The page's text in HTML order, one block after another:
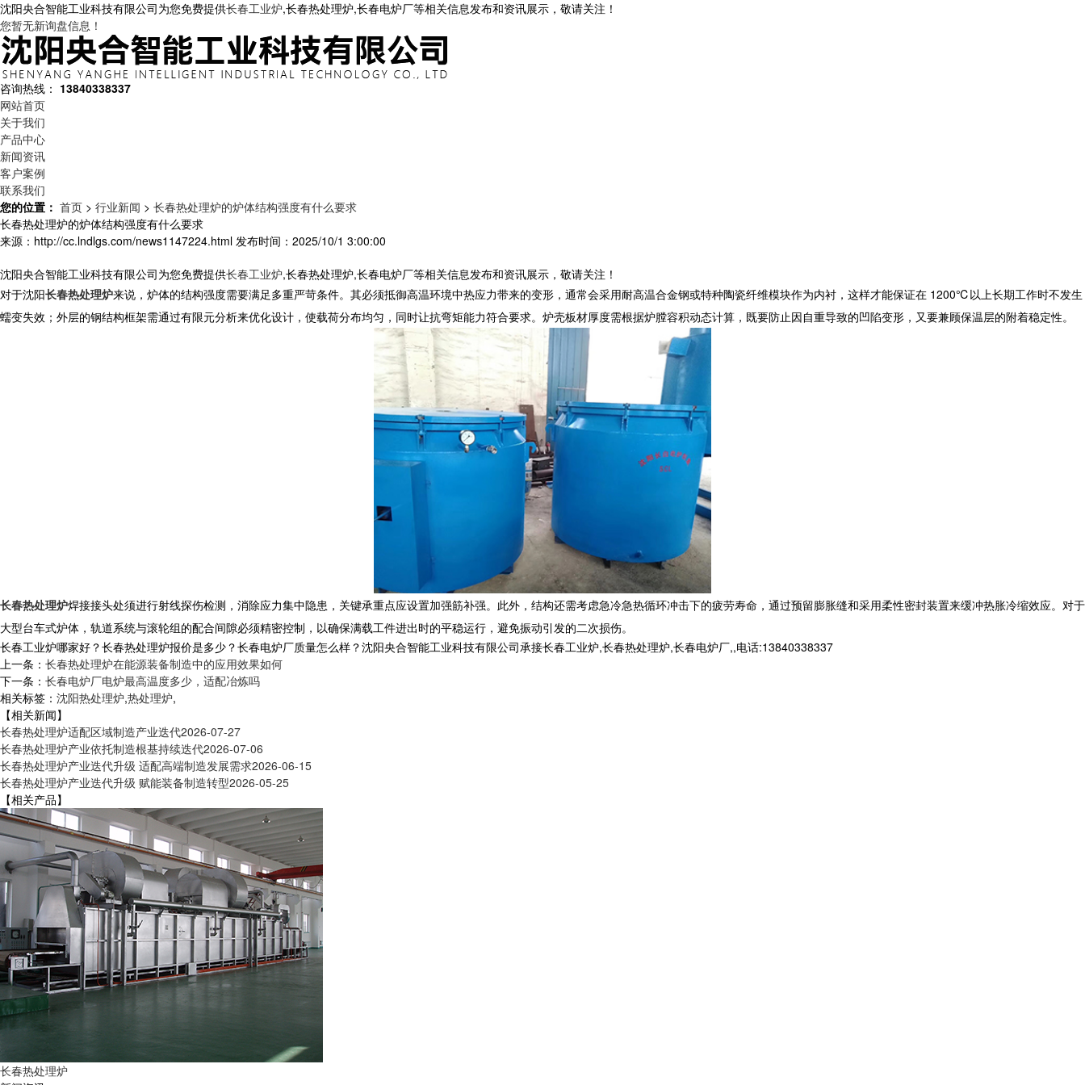
沈阳央合智能工业科技有限公司为您免费提供长春工业炉,长春热处理炉,长春电炉厂等相关信息发布和资讯展示，敬请关注！
您暂无新询盘信息！
咨询热线： 13840338337
网站首页
关于我们
产品中心
新闻资讯
客户案例
联系我们
您的位置： 首页 > 行业新闻 > 长春热处理炉的炉体结构强度有什么要求
长春热处理炉的炉体结构强度有什么要求
来源：http://cc.lndlgs.com/news1147224.html 发布时间：2025/10/1 3:00:00
沈阳央合智能工业科技有限公司为您免费提供长春工业炉,长春热处理炉,长春电炉厂等相关信息发布和资讯展示，敬请关注！
对于沈阳长春热处理炉来说，炉体的结构强度需要满足多重严苛条件。其必须抵御高温环境中热应力带来的变形，通常会采用耐高温合金钢或特种陶瓷纤维模块作为内衬，这样才能保证在 1200℃以上长期工作时不发生
蠕变失效；外层的钢结构框架需通过有限元分析来优化设计，使载荷分布均匀，同时让抗弯矩能力符合要求。炉壳板材厚度需根据炉膛容积动态计算，既要防止因自重导致的凹陷变形，又要兼顾保温层的附着稳定性。
长春热处理炉焊接接头处须进行射线探伤检测，消除应力集中隐患，关键承重点应设置加强筋补强。此外，结构还需考虑急冷急热循环冲击下的疲劳寿命，通过预留膨胀缝和采用柔性密封装置来缓冲热胀冷缩效应。对于
大型台车式炉体，轨道系统与滚轮组的配合间隙必须精密控制，以确保满载工件进出时的平稳运行，避免振动引发的二次损伤。
长春工业炉哪家好？长春热处理炉报价是多少？长春电炉厂质量怎么样？沈阳央合智能工业科技有限公司承接长春工业炉,长春热处理炉,长春电炉厂,,电话:13840338337
上一条： 长春热处理炉在能源装备制造中的应用效果如何
下一条： 长春电炉厂电炉最高温度多少，适配冶炼吗
相关标签： 沈阳热处理炉,热处理炉,
【相关新闻】
长春热处理炉适配区域制造产业迭代2026-07-27
长春热处理炉产业依托制造根基持续迭代2026-07-06
长春热处理炉产业迭代升级 适配高端制造发展需求2026-06-15
长春热处理炉产业迭代升级 赋能装备制造转型2026-05-25
【相关产品】
长春热处理炉